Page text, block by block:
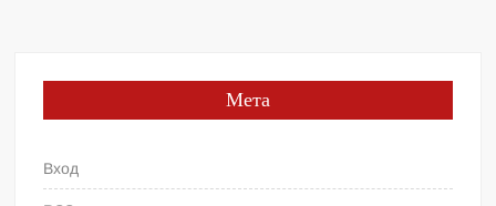
Мета
Вход